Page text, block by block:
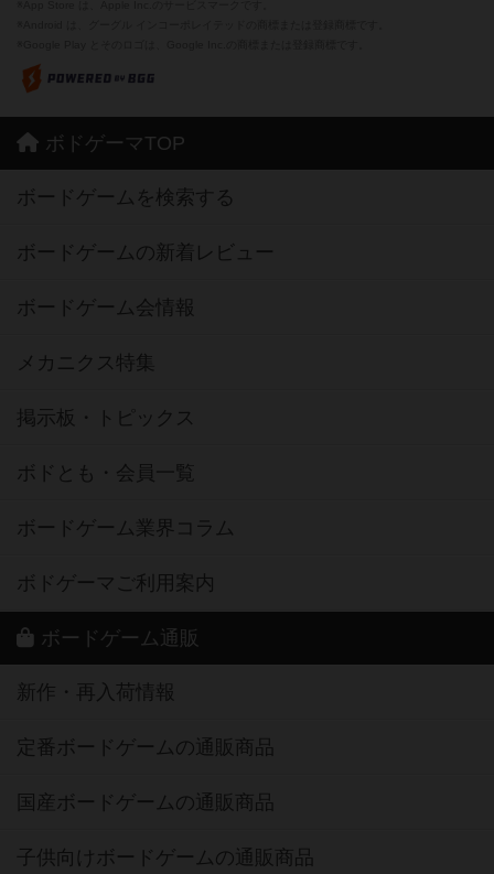
ボドゲーマTOP
ボードゲームを検索する
ボードゲームの新着レビュー
ボードゲーム会情報
メカニクス特集
掲示板・トピックス
ボドとも・会員一覧
ボードゲーム業界コラム
ボドゲーマご利用案内
ボードゲーム通販
新作・再入荷情報
定番ボードゲームの通販商品
国産ボードゲームの通販商品
子供向けボードゲームの通販商品